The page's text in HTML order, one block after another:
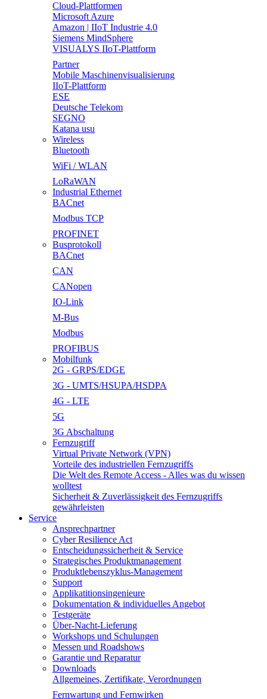
Cloud-Plattformen
Microsoft Azure
Amazon | IIoT Industrie 4.0
Siemens MindSphere
VISUALYS IIoT-Plattform
Partner
Mobile Maschinenvisualisierung
IIoT-Plattform
ESE
Deutsche Telekom
SEGNO
Katana usu
Wireless
Bluetooth
WiFi / WLAN
LoRaWAN
Industrial Ethernet
BACnet
Modbus TCP
PROFINET
Busprotokoll
BACnet
CAN
CANopen
IO-Link
M-Bus
Modbus
PROFIBUS
Mobilfunk
2G - GRPS/EDGE
3G - UMTS/HSUPA/HSDPA
4G - LTE
5G
3G Abschaltung
Fernzugriff
Virtual Private Network (VPN)
Vorteile des industriellen Fernzugriffs
Die Welt des Remote Access - Alles was du wissen
wolltest
Sicherheit & Zuverlässigkeit des Fernzugriffs
gewährleisten
Service
Ansprechpartner
Cyber Resilience Act
Entscheidungssicherheit & Service
Strategisches Produktmanagement
Produktlebenszyklus-Management
Support
Applikatitionsingenieure
Dokumentation & individuelles Angebot
Testgeräte
Über-Nacht-Lieferung
Workshops und Schulungen
Messen und Roadshows
Garantie und Reparatur
Downloads
Allgemeines, Zertifikate, Verordnungen
Fernwartung und Fernwirken